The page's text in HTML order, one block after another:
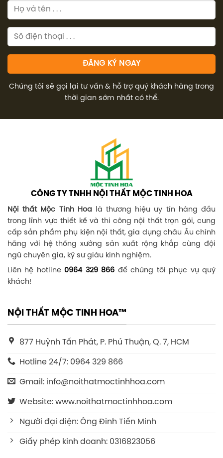
Chúng tôi sẽ gọi lại tư vấn & hỗ trợ quý khách hàng trong
thời gian sớm nhất có thể.
CÔNG TY TNHH NỘI THẤT MỘC TINH HOA
Nội thất Mộc Tinh Hoalà thương hiệu uy tín hàng đầu
trong lĩnh vực thiết kế và thi công nội thất trọn gói, cung
cấp sản phẩm phụ kiện nội thất, gia dụng châu Âu chính
hãng với hệ thống xưởng sản xuất rộng khắp cùng đội
ngũ chuyên gia, kỹ sư giàu kinh nghiệm.
Liên hệ hotline 0964 329 866 để chúng tôi phục vụ quý
khách!
NỘI THẤT MỘC TINH HOA™
877 Huỳnh Tấn Phát, P. Phú Thuận, Q. 7, HCM
Hotline 24/7: 0964 329 866
Gmail: info@noithatmoctinhhoa.com
Website: www.noithatmoctinhhoa.com
Người đại diện: Ông Đinh Tiến Minh
Giấy phép kinh doanh: 0316823056